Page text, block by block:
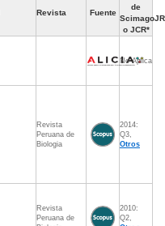
Revista Fuente
de
ScimagoJR
o JCR*
No Aplica
Revista
Peruana de
Biologia
2014:
Q3,
Otros
Revista
Peruana de
2010:
Q2,